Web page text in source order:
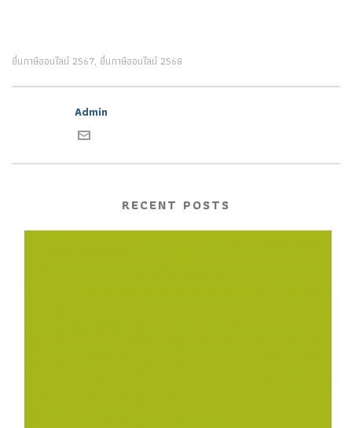
ยื่นภาษีออนไลน์ 2567, ยื่นภาษีออนไลน์ 2568
Admin
RECENT POSTS